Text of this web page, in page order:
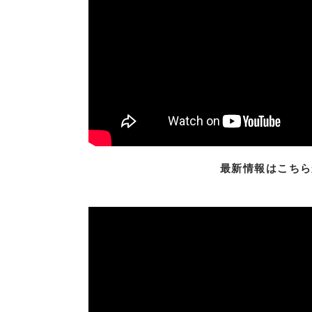
最新情報はこち